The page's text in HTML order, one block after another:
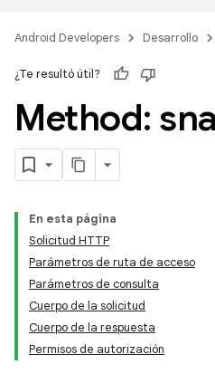
Android Developers Desarrollo
¿Te resultó útil?
Method:
En esta página
Solicitud HTTP
Parámetros de ruta de acceso
Parámetros de consulta
Cuerpo de la solicitud
Cuerpo de la respuesta
Permisos de autorización